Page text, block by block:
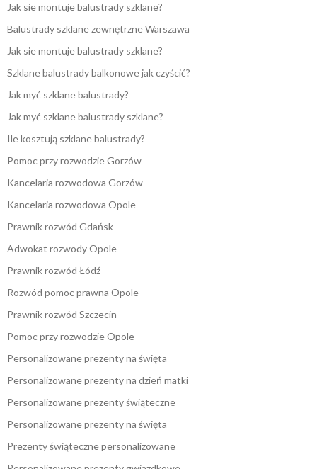
Jak sie montuje balustrady szklane?
Balustrady szklane zewnętrzne Warszawa
Jak sie montuje balustrady szklane?
Szklane balustrady balkonowe jak czyścić?
Jak myć szklane balustrady?
Jak myć szklane balustrady szklane?
Ile kosztują szklane balustrady?
Pomoc przy rozwodzie Gorzów
Kancelaria rozwodowa Gorzów
Kancelaria rozwodowa Opole
Prawnik rozwód Gdańsk
Adwokat rozwody Opole
Prawnik rozwód Łódź
Rozwód pomoc prawna Opole
Prawnik rozwód Szczecin
Pomoc przy rozwodzie Opole
Personalizowane prezenty na święta
Personalizowane prezenty na dzień matki
Personalizowane prezenty świąteczne
Personalizowane prezenty na święta
Prezenty świąteczne personalizowane